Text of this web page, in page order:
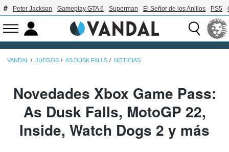
Peter Jackson Gameplay GTA 6 Superman El Señor de los Anillos PS5
VANDAL JUEGOS AS DUSK FALLS NOTICIAS
Novedades Xbox Game Pass:
As Dusk Falls, MotoGP 22,
Inside, Watch Dogs 2 y más